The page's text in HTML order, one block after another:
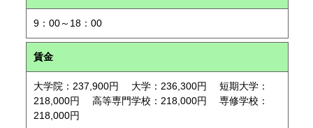
9：00～18：00
賃金
大学院：237,900円 大学：236,300円 短期大学：
218,000円 高等専門学校：218,000円 専修学校：
218,000円